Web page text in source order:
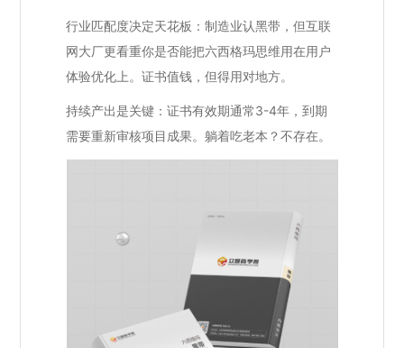
行业匹配度决定天花板：制造业认黑带，但互联
网大厂更看重你是否能把六西格玛思维用在用户
体验优化上。证书值钱，但得用对地方。
持续产出是关键：证书有效期通常3-4年，到期
需要重新审核项目成果。躺着吃老本？不存在。